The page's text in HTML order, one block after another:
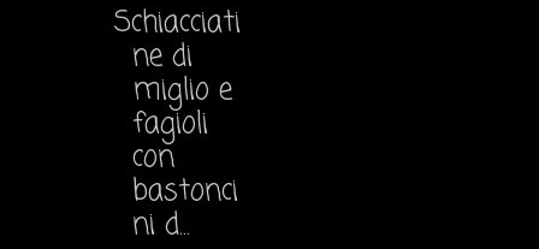
Schiacciati
ne di
miglio e
fagioli
con
bastonci
ni d...